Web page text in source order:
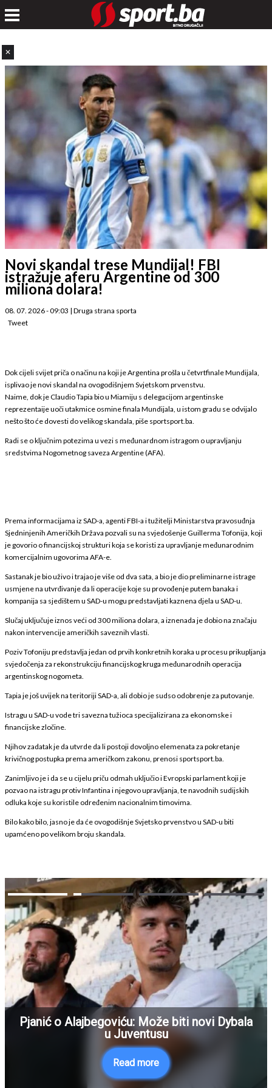
✕
Novi skandal trese Mundijal! FBI
istražuje aferu Argentine od 300
miliona dolara!
08. 07. 2026 - 09:03 | Druga strana sporta
Tweet
Dok cijeli svijet priča o načinu na koji je Argentina prošla u četvrtfinale Mundijala,
isplivao je novi skandal na ovogodišnjem Svjetskom prvenstvu.
Naime, dok je Claudio Tapia bio u Miamiju s delegacijom argentinske
reprezentaije uoči utakmice osmine finala Mundijala, u istom gradu se odvijalo
nešto što će dovesti do velikog skandala, piše sportsport.ba.
Radi se o ključnim potezima u vezi s međunardnom istragom o upravljanju
sredstvima Nogometnog saveza Argentine (AFA).
Prema informacijama iz SAD-a, agenti FBI-a i tužitelji Ministarstva pravosuđnja
Sjedninjenih Američkih Država pozvali su na svjedošenje Guillerma Tofonija, koji
je govorio o financijskoj strukturi koja se koristi za upravljanje međunarodnim
komercijalnim ugovorima AFA-e.
Sastanak je bio uživo i trajao je više od dva sata, a bio je dio preliminarne istrage
usmjene na utvrđivanje da li operacije koje su provođenje putem banaka i
kompanija sa sjedištem u SAD-u mogu predstavljati kaznena djela u SAD-u.
Slučaj uključuje iznos veći od 300 miliona dolara, a iznenada je dobio na značaju
nakon intervencije američkih saveznih vlasti.
Poziv Tofoniju predstavlja jedan od prvih konkretnih koraka u procesu prikupljanja
svjedočenja za rekonstrukciju financijskog kruga međunarodnih operacija
argentinskog nogometa.
Tapia je još uvijek na teritoriji SAD-a, ali dobio je sudso odobrenje za putovanje.
Istragu u SAD-u vode tri savezna tužioca specijalizirana za ekonomske i
financijske zločine.
Njihov zadatak je da utvrde da li postoji dovoljno elemenata za pokretanje
krivičnog postupka prema američkom zakonu, prenosi sportsport.ba.
Zanimljivo je i da se u cijelu priču odmah uključio i Evropski parlament koji je
pozvao na istragu protiv Infantina i njegovo upravljanja, te navodnih sudijskih
odluka koje su koristile određenim nacionalnim timovima.
Bilo kako bilo, jasno je da će ovogodišnje Svjetsko prvenstvo u SAD-u biti
upamćeno po velikom broju skandala.
Pjanić o Alajbegoviću: Može biti novi Dybala
u Juventusu
Read more